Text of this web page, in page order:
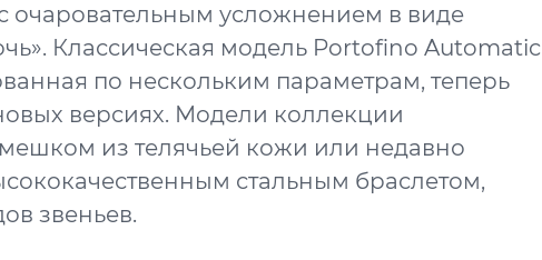
очаровательным усложнением в виде
Классическая модель Portofino Automatic
по нескольким параметрам, теперь
версиях. Модели коллекции
из телячьей кожи или недавно
стальным браслетом,
звеньев.